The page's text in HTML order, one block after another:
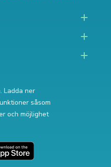
Ladda ner
såsom
och möjlighet